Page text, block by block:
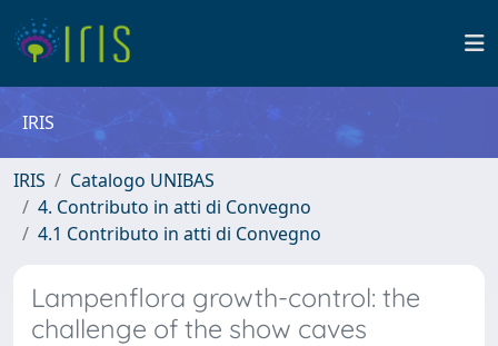
IRIS
IRIS
Catalogo UNIBAS
4. Contributo in atti di Convegno
4.1 Contributo in atti di Convegno
Lampenflora growth-control: the
challenge of the show caves